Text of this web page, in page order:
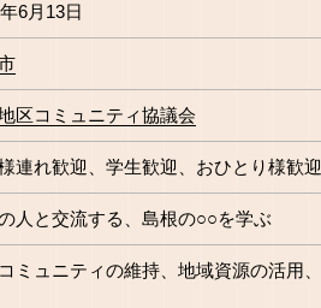
6月13日
区コミュニティ協議会
連れ歓迎 学生歓迎 おひとり様歓迎
人と交流する 島根の○○を学ぶ
ミュニティの維持 地域資源の活用